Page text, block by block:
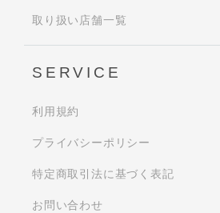
取り扱い店舗一覧
SERVICE
利用規約
プライバシーポリシー
特定商取引法に基づく表記
お問い合わせ